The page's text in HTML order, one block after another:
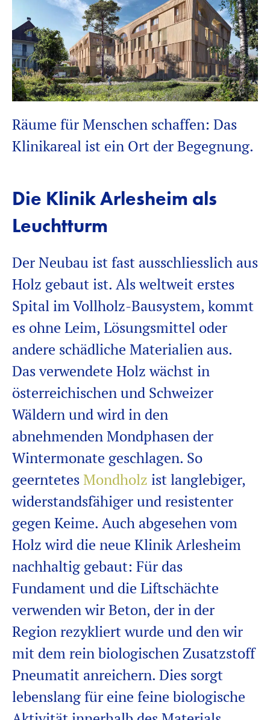
Räume für Menschen schaffen: Das
Klinikareal ist ein Ort der Begegnung.
Die Klinik Arlesheim als
Leuchtturm
Der Neubau ist fast ausschliesslich aus
Holz gebaut ist. Als weltweit erstes
Spital im Vollholz-Bausystem, kommt
es ohne Leim, Lösungsmittel oder
andere schädliche Materialien aus.
Das verwendete Holz wächst in
österreichischen und Schweizer
Wäldern und wird in den
abnehmenden Mondphasen der
Wintermonate geschlagen. So
geerntetesMondholz ist langlebiger,
widerstandsfähiger und resistenter
gegen Keime. Auch abgesehen vom
Holz wird die neue Klinik Arlesheim
nachhaltig gebaut: Für das
Fundament und die Liftschächte
verwenden wir Beton, der in der
Regionrezykliertwurde und den wir
mit dem rein biologischen Zusatzstoff
Pneumatit anreichern. Dies sorgt
lebenslang für eine feine biologische